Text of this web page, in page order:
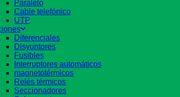
Paralelo
Cable telefónico
UTP
Diferenciales
Disyuntores
Fusibles
Interruptores automáticos
magnetotérmicos
Relés térmicos
Seccionadores